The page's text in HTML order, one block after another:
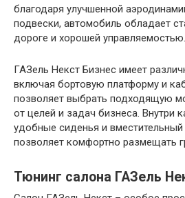
благодаря улучшенной
подвески, автомобиль обладает
дороге и хорошей управляемостью.
ГАЗель Некст Бизнес имеет
включая бортовую платформу и
позволяет выбрать подходящую
от целей и задач бизнеса. Внутри
удобные сиденья и
позволяет комфортно размещать
Тюнинг салона ГАЗель